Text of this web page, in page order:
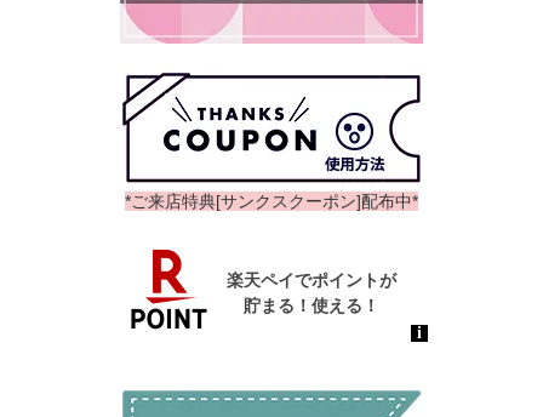
*ご来店特典[サンクスクーポン]配布中*